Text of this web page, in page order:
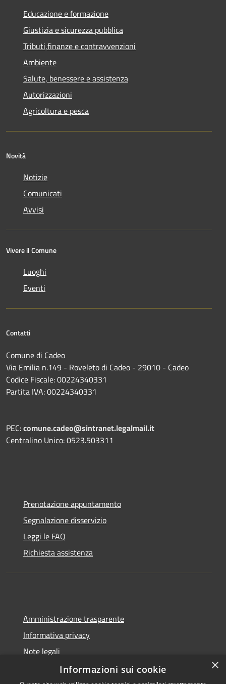
Educazione e formazione
Giustizia e sicurezza pubblica
Tributi,finanze e contravvenzioni
Ambiente
Salute, benessere e assistenza
Autorizzazioni
Agricoltura e pesca
Novità
Notizie
Comunicati
Avvisi
Vivere il Comune
Luoghi
Eventi
Contatti
Comune di Cadeo
Via Emilia n.149 - Roveleto di Cadeo - 29010 - Cadeo
Codice Fiscale: 00224340331
Partita IVA: 00224340331
PEC:comune.cadeo@sintranet.legalmail.it
Centralino Unico: 0523.503311
Prenotazione appuntamento
Segnalazione disservizio
Leggi le FAQ
Richiesta assistenza
Amministrazione trasparente
Informativa privacy
Note legali
Dichiarazione di accessibilità
×
Informazioni sui cookie